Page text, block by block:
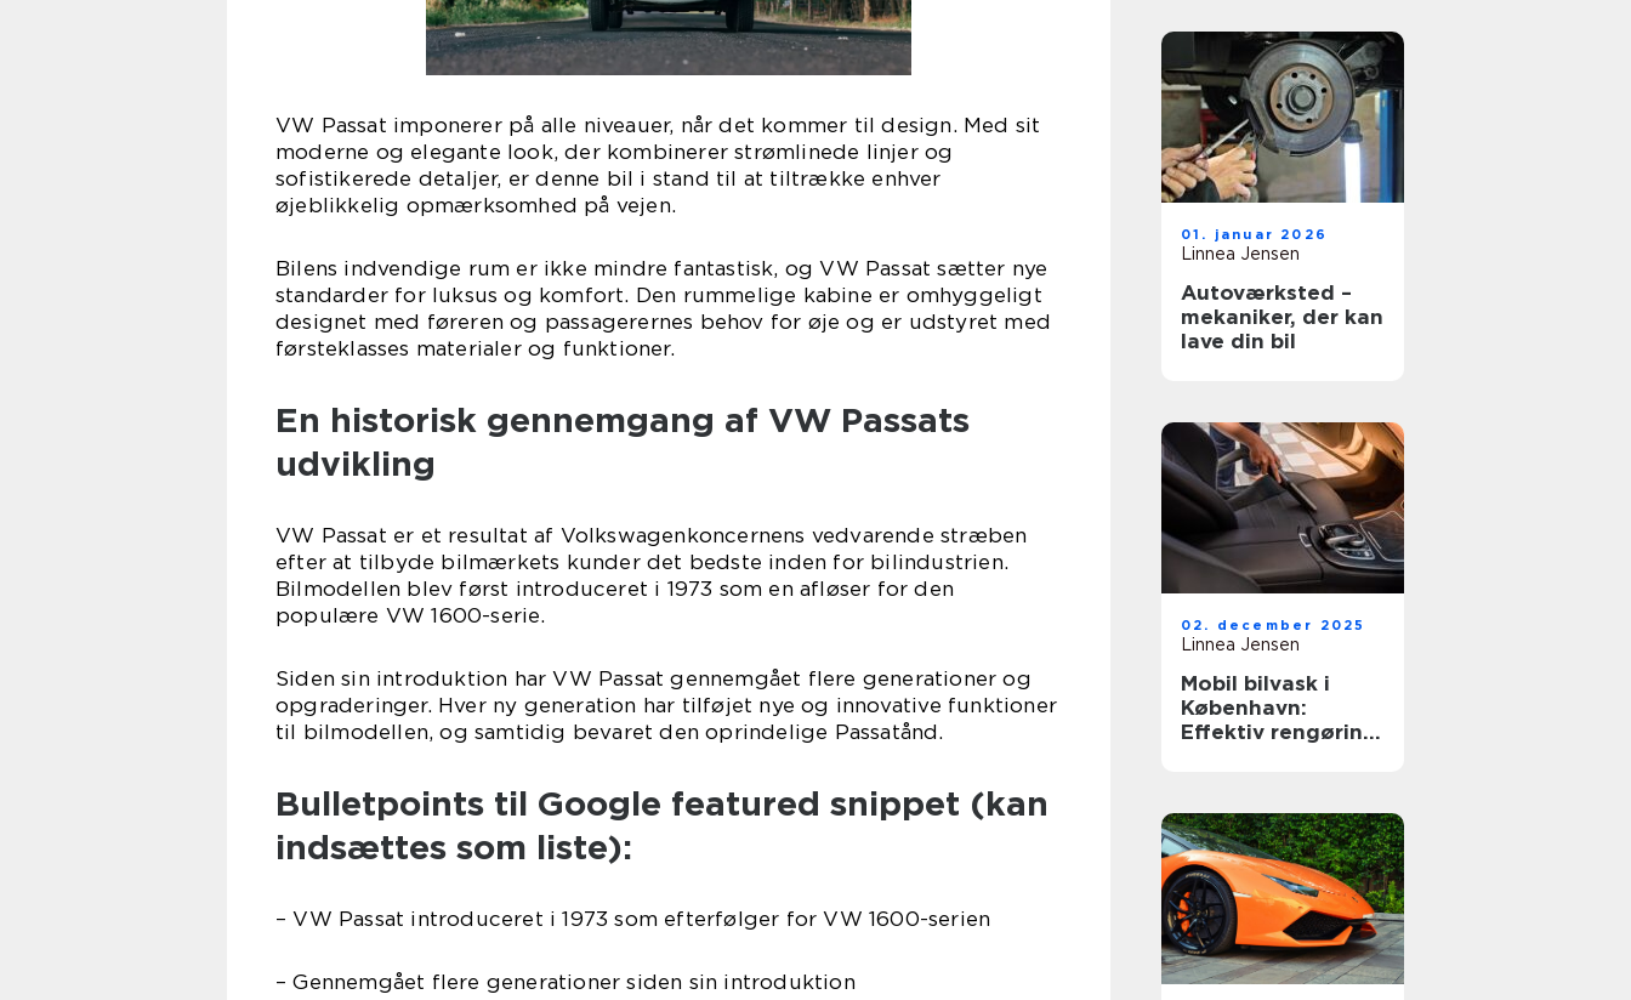
VW Passat imponerer på alle niveauer, når det kommer til design. Med sit
moderne og elegante look, der kombinerer strømlinede linjer og
sofistikerede detaljer, er denne bil i stand til at tiltrække enhver
øjeblikkelig opmærksomhed på vejen.
Bilens indvendige rum er ikke mindre fantastisk, og VW Passat sætter nye
standarder for luksus og komfort. Den rummelige kabine er omhyggeligt
designet med føreren og passagerernes behov for øje og er udstyret med
førsteklasses materialer og funktioner.
En historisk gennemgang af VW Passats
udvikling
VW Passat er et resultat af Volkswagenkoncernens vedvarende stræben
efter at tilbyde bilmærkets kunder det bedste inden for bilindustrien.
Bilmodellen blev først introduceret i 1973 som en afløser for den
populære VW 1600-serie.
Siden sin introduktion har VW Passat gennemgået flere generationer og
opgraderinger. Hver ny generation har tilføjet nye og innovative funktioner
til bilmodellen, og samtidig bevaret den oprindelige Passatånd.
Bulletpoints til Google featured snippet (kan
indsættes som liste):
– VW Passat introduceret i 1973 som efterfølger for VW 1600-serien
– Gennemgået flere generationer siden sin introduktion
01. januar 2026
Linnea Jensen
Autoværksted –
mekaniker, der kan
lave din bil
02. december 2025
Linnea Jensen
Mobil bilvask i
København:
Effektiv rengøring